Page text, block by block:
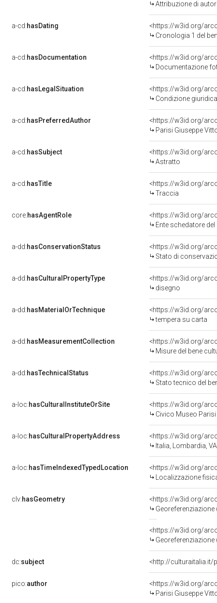
Attribuzione di
a-cd:hasDating
<https://w3id.org/
Cronologia 1 del
a-cd:hasDocumentation
Documentazione
a-cd:hasLegalSituation
Condizione
a-cd:hasPreferredAuthor
<https://w3id.org/
Parisi Giuseppe
a-cd:hasSubject
<https://w3id.org/
Astratto
a-cd:hasTitle
<https://w3id.org/
Traccia
core:hasAgentRole
<https://w3id.org/
Ente schedatore
a-dd:hasConservationStatus
Stato di
a-dd:hasCulturalPropertyType
disegno
a-dd:hasMaterialOrTechnique
<https://w3id.org/
tempera su carta
a-dd:hasMeasurementCollection
<https://w3id.org/
Misure del bene
a-dd:hasTechnicalStatus
<https://w3id.org/
Stato tecnico del
a-loc:hasCulturalInstituteOrSite
Civico Museo Parisi
a-loc:hasCulturalPropertyAddress
<https://w3id.org/
Italia, Lombardia,
a-loc:hasTimeIndexedTypedLocation
<https://w3id.org/
Localizzazione
clv:hasGeometry
<https://w3id.org/
Georeferenziazione
<https://w3id.org/
Georeferenziazione
dc:subject <http://
pico:author
<https://w3id.org/
Parisi Giuseppe